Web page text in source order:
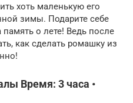
хоть маленькую его
зимы. Подарите себе
о лете! Ведь после
как сделать ромашку из
Время: 3 часа •